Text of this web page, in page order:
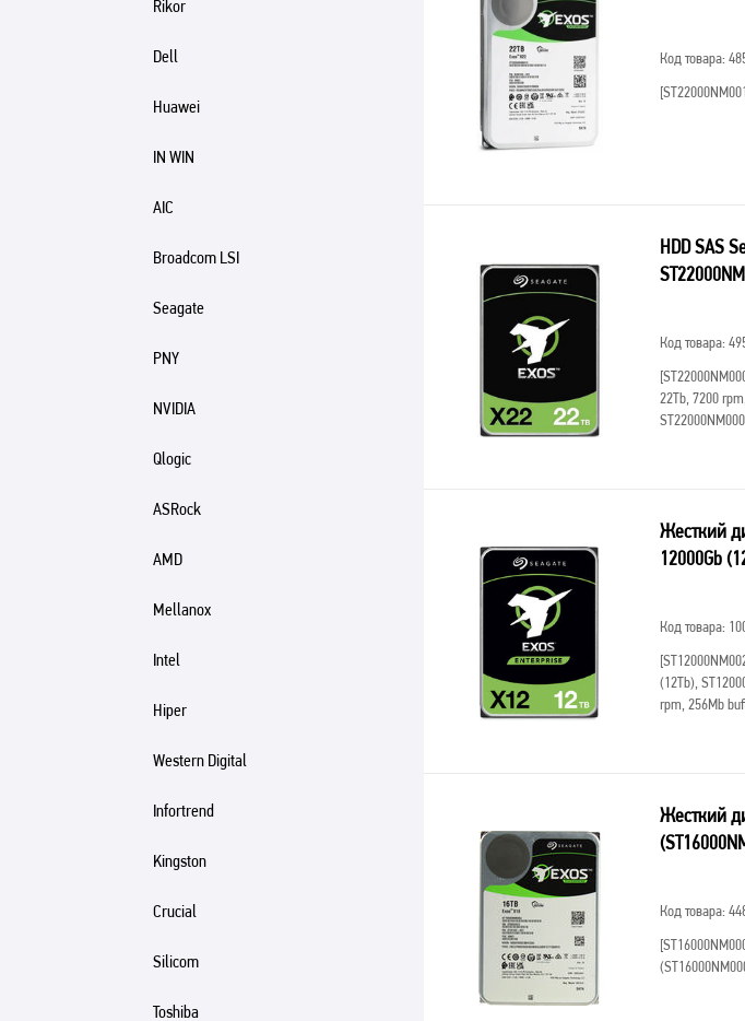
Rikor
Dell
Huawei
IN WIN
AIC
Broadcom LSI
Seagate
PNY
NVIDIA
Qlogic
ASRock
AMD
Mellanox
Intel
Hiper
Western Digital
Infortrend
Kingston
Crucial
Silicom
Toshiba
Код товара:
HDD SAS
Код товара:
22Tb, 7200
Жесткий
12000Gb
Код товара:
(12Tb),
rpm, 256Mb
Жесткий
Код товара: